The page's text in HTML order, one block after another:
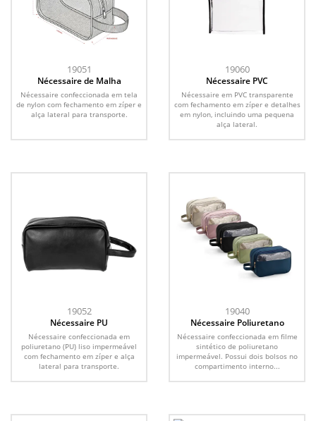
19051
Nécessaire de Malha
Nécessaire confeccionada em tela
de nylon com fechamento em zíper e
alça lateral para transporte.
19060
Nécessaire PVC
Nécessaire em PVC transparente
com fechamento em zíper e detalhes
em nylon, incluindo uma pequena
alça lateral.
19052
Nécessaire PU
Nécessaire confeccionada em
poliuretano (PU) liso impermeável
com fechamento em zíper e alça
lateral para transporte.
19040
Nécessaire Poliuretano
Nécessaire confeccionada em filme
sintético de poliuretano
impermeável. Possui dois bolsos no
compartimento interno...